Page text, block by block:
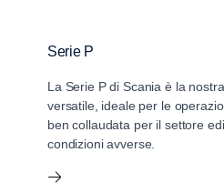
Serie P
La Serie P di Scania è la
versatile, ideale per le
ben collaudata per il settore
condizioni avverse.